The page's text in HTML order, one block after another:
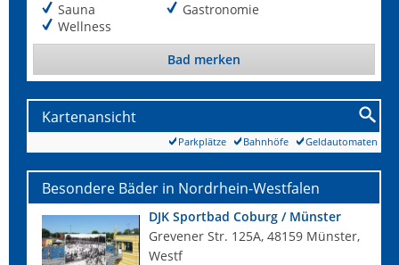
Sauna
Wellness
Gastronomie
Bad merken
Kartenansicht
Geldautomaten
Bahnhöfe
Parkplätze
Besondere Bäder in Nordrhein-Westfalen
DJK Sportbad Coburg / Münster
Grevener Str. 125A, 48159 Münster,
Westf